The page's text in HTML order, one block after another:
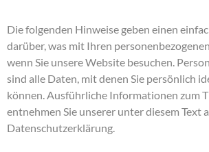
Die folgenden Hinweise geben einen
darüber, was mit Ihren
wenn Sie unsere Website besuchen.
sind alle Daten, mit denen Sie persönlich
können. Ausführliche Informationen zum
entnehmen Sie unserer unter diesem Text
Datenschutzerklärung.